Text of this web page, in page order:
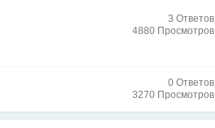
3 Ответов
4880 Просмотров
0 Ответов
3270 Просмотров